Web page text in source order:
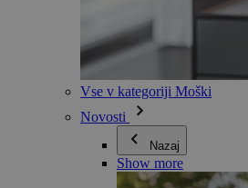
Vse v kategoriji Moški
Novosti
Nazaj
Show more